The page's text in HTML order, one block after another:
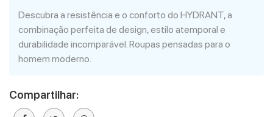
Descubra a resistência e o conforto do HYDRANT, a
combinação perfeita de design, estilo atemporal e
durabilidade incomparável. Roupas pensadas para o
homem moderno.
Compartilhar: